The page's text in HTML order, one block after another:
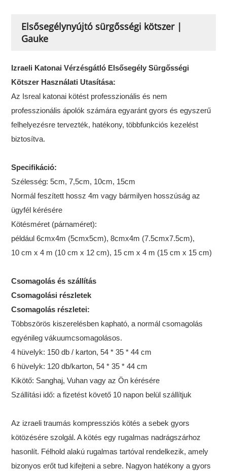
Elsősegélynyújtó sürgősségi kötszer |
Gauke
Izraeli Katonai Vérzésgátló Elsősegély Sürgősségi
Kötszer Használati Utasítása:
Az Isreal katonai kötést professzionális és nem
professzionális ápolók számára egyaránt gyors és egyszerű
felhelyezésre tervezték, hatékony, többfunkciós kezelést
biztosítva.
Specifikáció:
Szélesség: 5cm, 7,5cm, 10cm, 15cm
Normál feszített hossz 4m vagy bármilyen hosszúság az
ügyfél kérésére
Kötésméret (párnaméret):
például 6cmx4m (5cmx5cm), 8cmx4m (7.5cmx7.5cm),
10 cm x 4 m (10 cm x 12 cm), 15 cm x 4 m (15 cm x 15 cm)
Csomagolás és szállítás
Csomagolási részletek
Csomagolás részletei:
Többszörös kiszerelésben kapható, a normál csomagolás
egyénileg vákuumcsomagolásos.
4 hüvelyk: 150 db / karton, 54 * 35 * 44 cm
6 hüvelyk: 120 db/karton, 54 * 35 * 44 cm
Kikötő: Sanghaj, Vuhan vagy az Ön kérésére
Szállítási idő: a fizetést követő 10 napon belül szállítjuk
Az izraeli traumás kompressziós kötés a sebek gyors
kötözésére szolgál. A kötés egy rugalmas nadrágszárhoz
hasonlít. Félhold alakú rugalmas tartóval rendelkezik, amely
bizonyos erőt tud kifejteni a sebre. Nagyon hatékony a gyors